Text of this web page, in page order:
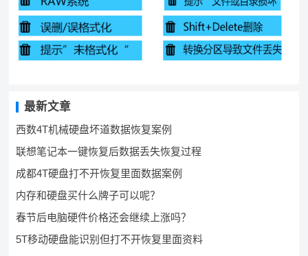
最新文章
西数4T机械硬盘坏道数据恢复案例
联想笔记本一键恢复后数据丢失恢复过程
成都4T硬盘打不开恢复里面数据案例
内存和硬盘买什么牌子可以呢？
春节后电脑硬件价格还会继续上涨吗？
5T移动硬盘能识别但打不开恢复里面资料